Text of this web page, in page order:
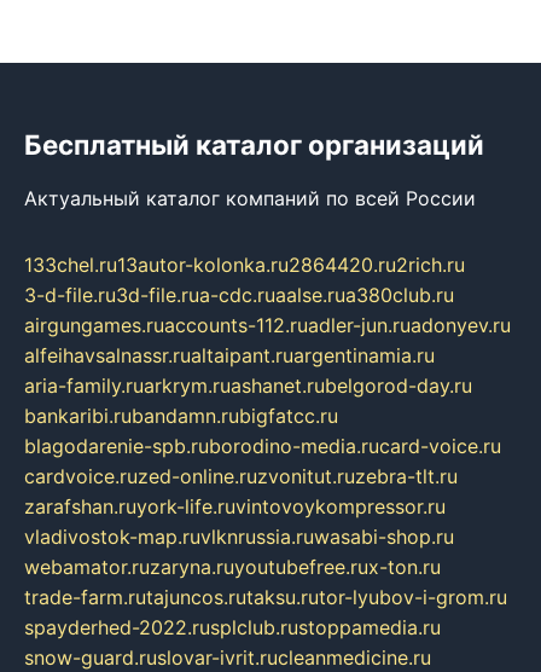
Бесплатный каталог организаций
Актуальный каталог компаний по всей России
133chel.ru13autor-kolonka.ru2864420.ru2rich.ru
3-d-file.ru3d-file.rua-cdc.ruaalse.rua380club.ru
airgungames.ruaccounts-112.ruadler-jun.ruadonyev.ru
alfeihavsalnassr.rualtaipant.ruargentinamia.ru
aria-family.ruarkrym.ruashanet.rubelgorod-day.ru
bankaribi.rubandamn.rubigfatcc.ru
blagodarenie-spb.ruborodino-media.rucard-voice.ru
cardvoice.ruzed-online.ruzvonitut.ruzebra-tlt.ru
zarafshan.ruyork-life.ruvintovoykompressor.ru
vladivostok-map.ruvlknrussia.ruwasabi-shop.ru
webamator.ruzaryna.ruyoutubefree.rux-ton.ru
trade-farm.rutajuncos.rutaksu.rutor-lyubov-i-grom.ru
spayderhed-2022.rusplclub.rustoppamedia.ru
snow-guard.ruslovar-ivrit.rucleanmedicine.ru